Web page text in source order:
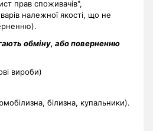
прав споживачів",
належної якості, що не
обміну, або поверненню
вироби)
білизна, купальники).